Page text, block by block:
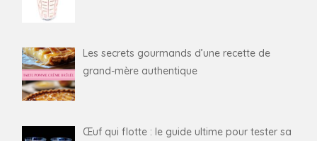
Les secrets gourmands d’une recette de
grand-mère authentique
Œuf qui flotte : le guide ultime pour tester sa